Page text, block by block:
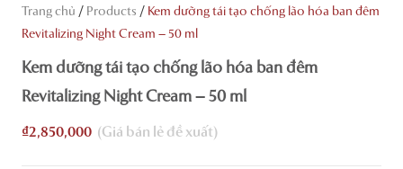
Trang chủ / Products / Kem dưỡng tái tạo chống lão hóa ban đêm
Revitalizing Night Cream – 50 ml
Kem dưỡng tái tạo chống lão hóa ban đêm
Revitalizing Night Cream – 50 ml
₫2,850,000